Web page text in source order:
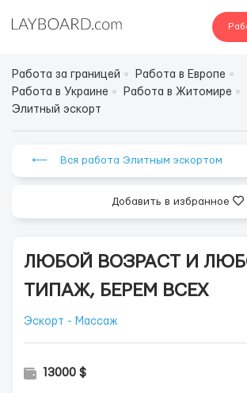
Работа за границей
Работа в Европе
Работа в Украине
Работа в Житомире
Элитный эскорт
⟵ Вся работа Элитным эскортом
Добавить в избранное
ЛЮБОЙ ВОЗРАСТ И
ТИПАЖ, БЕРЕМ ВСЕХ
Эскорт - Массаж
13000 $